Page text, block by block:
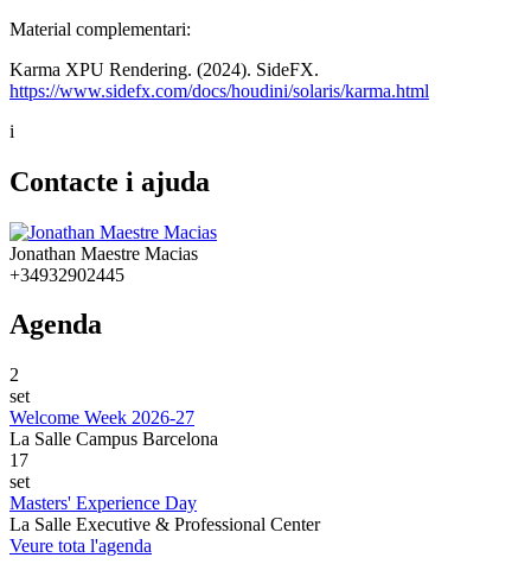
Material complementari:
Karma XPU Rendering. (2024). SideFX.
https://www.sidefx.com/docs/houdini/solaris/karma.html
i
Contacte i ajuda
Jonathan Maestre Macias
+34932902445
Agenda
2
set
Welcome Week 2026-27
La Salle Campus Barcelona
17
set
Masters' Experience Day
La Salle Executive & Professional Center
Veure tota l'agenda